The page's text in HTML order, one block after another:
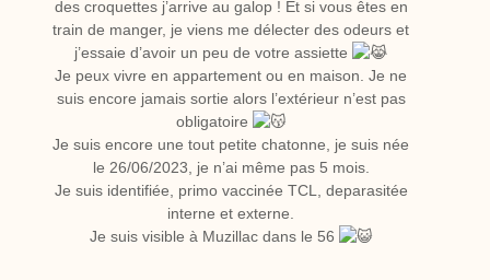
des croquettes j’arrive au galop ! Et si vous êtes en
train de manger, je viens me délecter des odeurs et
j’essaie d’avoir un peu de votre assiette
Je peux vivre en appartement ou en maison. Je ne
suis encore jamais sortie alors l’extérieur n’est pas
obligatoire
Je suis encore une tout petite chatonne, je suis née
le 26/06/2023, je n’ai même pas 5 mois.
Je suis identifiée, primo vaccinée TCL, deparasitée
interne et externe.
Je suis visible à Muzillac dans le 56